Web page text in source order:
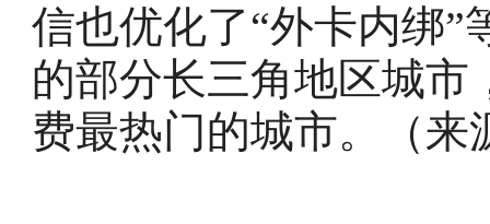
信也优化了“外卡内绑
的部分长三角地区城
费最热门的城市。（来